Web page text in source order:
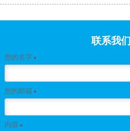
联系我们
您的名字*
您的邮箱 *
内容 *